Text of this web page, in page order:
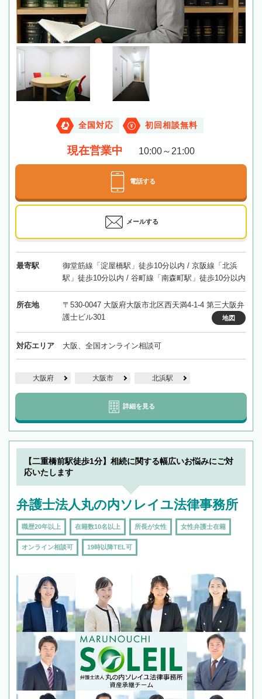
全国対応 初回相談無料
現在営業中 10:00～21:00
電話する
メールする
最寄駅
御堂筋線「淀屋橋駅」徒歩10分以内 / 京阪線「北浜
駅」徒歩10分以内 / 谷町線「南森町駅」徒歩10分以内
所在地
〒530-0047 大阪府大阪市北区西天満4-1-4 第三大阪弁
護士ビル301
地図
対応エリア 大阪、全国オンライン相談可
大阪府 大阪市 北浜駅
詳細を見る
【二重橋前駅徒歩1分】相続に関する幅広いお悩みにご対
応いたします
弁護士法人丸の内ソレイユ法律事務所
職歴20年以上 在籍数10名以上 所長が女性 女性弁護士在籍
オンライン相談可 19時以降TEL可